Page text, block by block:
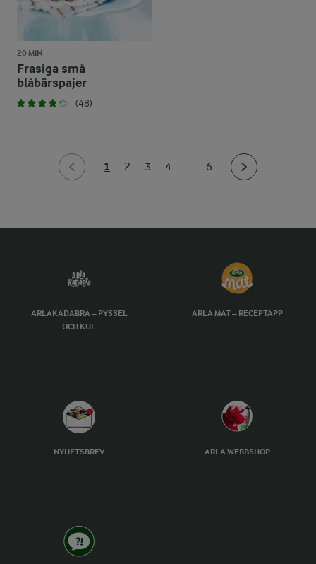
20 MIN
Frasiga små
blåbärspajer
(48)
1 2 3 4 ... 6
ARLAKADABRA – PYSSEL
OCH KUL
ARLA MAT – RECEPTAPP
NYHETSBREV ARLA WEBBSHOP